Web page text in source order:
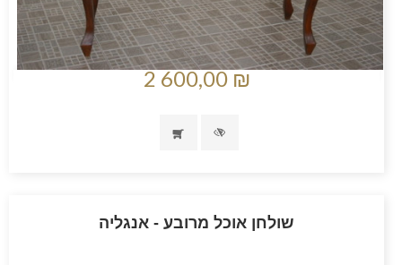
2 600,00 ₪
שולחן אוכל מרובע - אנגליה